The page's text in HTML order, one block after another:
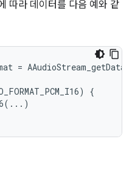
따라 데이터를 다음 예와 같
=
)
{
(...)